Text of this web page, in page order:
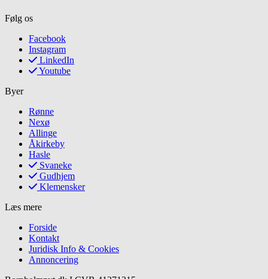
Følg os
Facebook
Instagram
LinkedIn
Youtube
Byer
Rønne
Nexø
Allinge
Åkirkeby
Hasle
Svaneke
Gudhjem
Klemensker
Læs mere
Forside
Kontakt
Juridisk Info & Cookies​
Annoncering